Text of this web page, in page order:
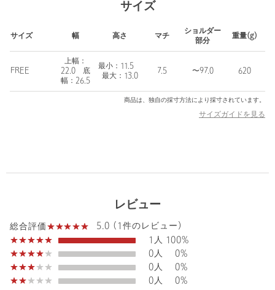
BLACK：24FWB010167001 BLACK
＜OSOI（オソイ）＞
2016年にオーナー兼デザイナーのHee Jin Kang （ヒージン カ
ン）氏によって設立された韓国・ソウル発のウィメンズのバッグ
ブランド。
りでも自分たちのペースを守りたい、上質なモノ作りをしていき
お買上日を証明する書類として合わせて保管してください。
※商品を使用前に、タグ等に記載されている「取り扱い上の注意
書き」、「洗濯表示」を必ずご確認ください。
※商品画像は、光の当たり具合やパソコンなどの閲覧環境によ
り、実際の色味と異なって見える場合がございます。あらかじめ
ご了承ください。
サイズ
サイズ 幅 高さ マチ
ショルダー
部分
重量(g)
FREE
上幅：
22.0 底
幅：26.5
最小：11.5
最大：13.0
7.5 〜97.0 620
商品は、独自の採寸方法により採寸されています。
サイズガイドを見る
レビュー
総合評価
5.0 (1件のレビュー)
1人 100%
0人
0%
0人
0%
0人
0%